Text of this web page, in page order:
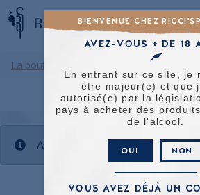
La boutique / Product Taille / XL
Aucun produit ne correspond
BIENVENUE CHEZ
AVEZ-VOUS + DE 18
En entrant sur ce site, je
être majeur(e) et que
autorisé(e) par la
pays à acheter des
de l'alcool.
OUI NON
VOUS AVEZ DÉJÀ UN